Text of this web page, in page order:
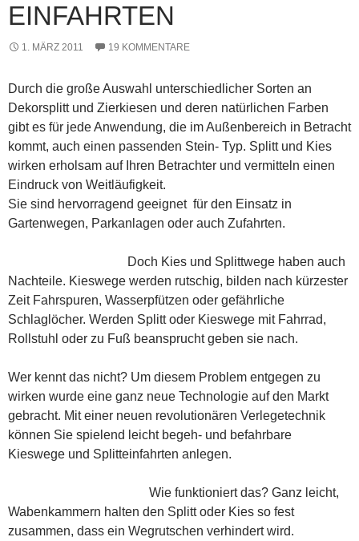
EINFAHRTEN
1. MÄRZ 2011 19 KOMMENTARE
Durch die große Auswahl unterschiedlicher Sorten an
Dekorsplitt und Zierkiesen und deren natürlichen Farben
gibt es für jede Anwendung, die im Außenbereich in Betracht
kommt, auch einen passenden Stein- Typ. Splitt und Kies
wirken erholsam auf Ihren Betrachter und vermitteln einen
Eindruck von Weitläufigkeit.
Sie sind hervorragend geeignet für den Einsatz in
Gartenwegen, Parkanlagen oder auch Zufahrten.
Doch Kies und Splittwege haben auch
Nachteile. Kieswege werden rutschig, bilden nach kürzester
Zeit Fahrspuren, Wasserpfützen oder gefährliche
Schlaglöcher. Werden Splitt oder Kieswege mit Fahrrad,
Rollstuhl oder zu Fuß beansprucht geben sie nach.
Wer kennt das nicht? Um diesem Problem entgegen zu
wirken wurde eine ganz neue Technologie auf den Markt
gebracht. Mit einer neuen revolutionären Verlegetechnik
können Sie spielend leicht begeh- und befahrbare
Kieswege und Splitteinfahrten anlegen.
Wie funktioniert das? Ganz leicht,
Wabenkammern halten den Splitt oder Kies so fest
zusammen, dass ein Wegrutschen verhindert wird.